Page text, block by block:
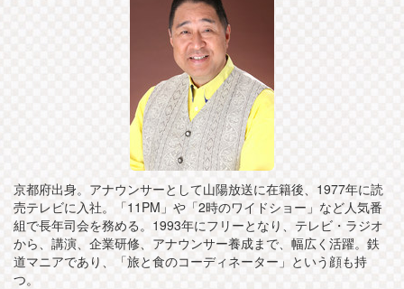
京都府出身。アナウンサーとして山陽放送に在籍後、1977年に読
売テレビに入社。「11PM」や「2時のワイドショー」など人気番
組で長年司会を務める。1993年にフリーとなり、テレビ・ラジオ
から、講演、企業研修、アナウンサー養成まで、幅広く活躍。鉄
道マニアであり、「旅と食のコーディネーター」という顔も持
つ。